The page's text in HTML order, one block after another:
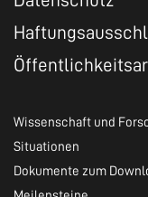
Wissenschaft und
Situationen
Dokumente zum